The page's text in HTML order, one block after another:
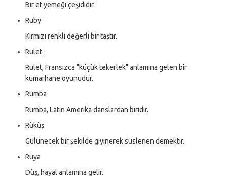
Bir et yemeği çeşididir.
Ruby
Kırmızı renkli değerli bir taştır.
Rulet
Rulet, Fransızca "küçük tekerlek" anlamına gelen bir
kumarhane oyunudur.
Rumba
Rumba, Latin Amerika danslardan biridir.
Rüküş
Gülünecek bir şekilde giyinerek süslenen demektir.
Rüya
Düş, hayal anlamına gelir.